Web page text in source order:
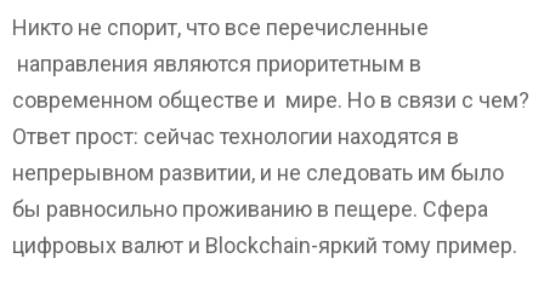
Никто не спорит, что все перечисленные
направления являются приоритетным в
современном обществе и мире. Но в связи с чем?
Ответ прост: сейчас технологии находятся в
непрерывном развитии, и не следовать им было
бы равносильно проживанию в пещере. Сфера
цифровых валют и Blockchain-яркий тому пример.